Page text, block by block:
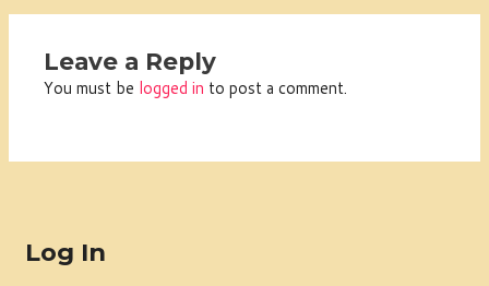
Leave a Reply
You must be logged in to post a comment.
Log In